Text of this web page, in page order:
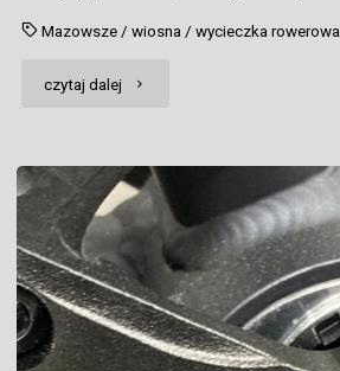
Mazowsze/ wiosna / wycieczka rowerowa
czytaj dalej "Wycieczki
po
Mazowszu"